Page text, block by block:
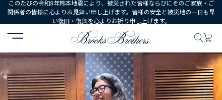
このたびの令和8年熊本地震により、被災された皆様ならびにそのご家族・ご
関係者の皆様に心よりお見舞い申し上げます。皆様の安全と被災地の一日も早
い復旧・復興を心よりお祈り申し上げます。
HOME コーディネート コーディネート詳細